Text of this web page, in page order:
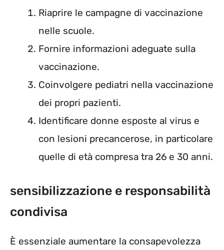
Riaprire le campagne di vaccinazione
nelle scuole.
Fornire informazioni adeguate sulla
vaccinazione.
Coinvolgere pediatri nella vaccinazione
dei propri pazienti.
Identificare donne esposte al virus e
con lesioni precancerose, in particolare
quelle di età compresa tra 26 e 30 anni.
sensibilizzazione e responsabilità
condivisa
È essenziale aumentare la consapevolezza